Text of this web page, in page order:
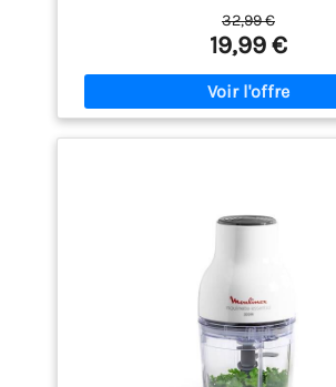
maximale NETTOYAGE SIMPLE –
avec large ouverture pour un accès
bouton-poussoir évite tout contact
SANS FIL ET PRATIQUE – Se détache
socle à 360° pour un service simple;
place sans effort VOYANT LUMINEUX –
intégré à l’interrupteur
32,99 €
19,99 €